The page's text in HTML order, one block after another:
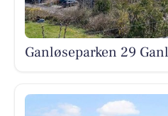
Ganløseparken 29